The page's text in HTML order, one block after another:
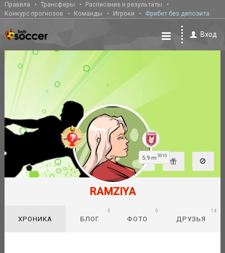
Правила Трансферы
Расписание и результаты
Конкурс прогнозов
Команды Игроки Фрибет без депозита
Вход
5.9 m 5910
RAMZIYA
ХРОНИКА БЛОГ
0
ФОТО
0
ДРУЗЬЯ
14